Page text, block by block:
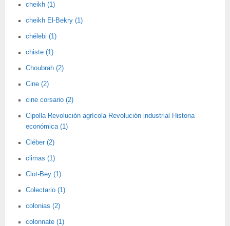
cheikh (1)
cheikh El-Bekry (1)
chélebi (1)
chiste (1)
Choubrah (2)
Cine (2)
cine corsario (2)
Cipolla Revolución agrícola Revolución industrial Historia
económica (1)
Cléber (2)
climas (1)
Clot-Bey (1)
Colectario (1)
colonias (2)
colonnate (1)